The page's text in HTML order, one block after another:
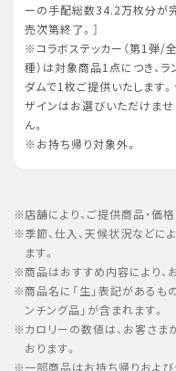
ーの手配総数34.2万枚分が
売次第終了。］
※コラボステッカー（第1弾/
種）は対象商品1点につき、ラ
ダムで1枚ご提供いたします
ザインはお選びいただけませ
ん。
※お持ち帰り対象外。
店舗により、ご提供商品・価
季節、仕入、天候状況などに
ます。
商品はおすすめ内容により、
商品名に「生」表記があるも
ンチング品」が含まれます。
カロリーの数値は、お客さ
おります。
一部商品はお持ち帰りおよび